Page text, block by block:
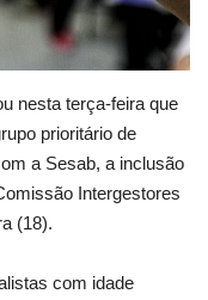
nesta terça-feira que
prioritário de
a Sesab, a inclusão
Intergestores
(18).
com idade